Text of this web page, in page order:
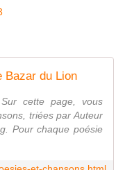
Bazar du Lion
cette page, vous
triées par Auteur
Pour chaque poésie